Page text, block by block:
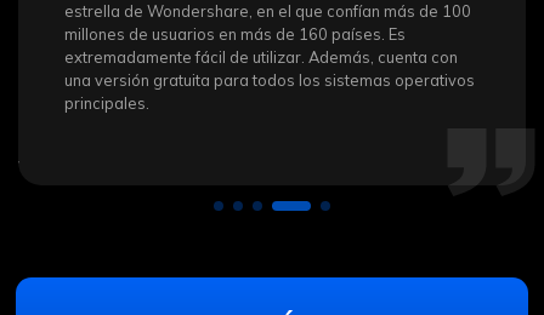
estrella de Wondershare, en el que confían más de 100
millones de usuarios en más de 160 países. Es
extremadamente fácil de utilizar. Además, cuenta con
una versión gratuita para todos los sistemas operativos
principales.